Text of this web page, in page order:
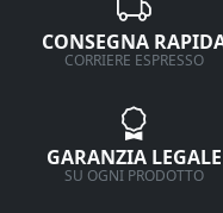
CONSEGNA
CORRIERE ESPRESSO
GARANZIA LEGALE
SU OGNI PRODOTTO